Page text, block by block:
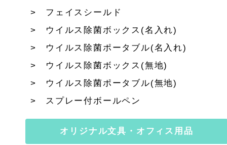
フェイスシールド
ウイルス除菌ボックス(名入れ)
ウイルス除菌ポータブル(名入れ)
ウイルス除菌ボックス(無地)
ウイルス除菌ポータブル(無地)
スプレー付ボールペン
オリジナル文具・オフィス用品